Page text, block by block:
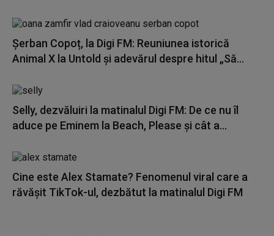
Șerban Copoț, la Digi FM: Reuniunea istorică
Animal X la Untold și adevărul despre hitul „Să...
Selly, dezvăluiri la matinalul Digi FM: De ce nu îl
aduce pe Eminem la Beach, Please și cât a...
Cine este Alex Stamate? Fenomenul viral care a
răvășit TikTok-ul, dezbătut la matinalul Digi FM